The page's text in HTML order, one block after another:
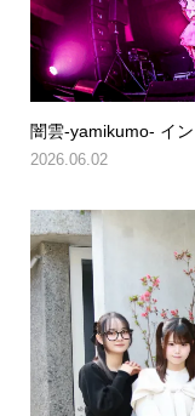
闇雲-yamikumo- イ
2026.06.02